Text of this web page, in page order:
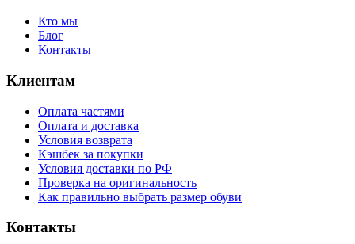
Кто мы
Блог
Контакты
Клиентам
Оплата частями
Оплата и доставка
Условия возврата
Кэшбек за покупки
Условия доставки по РФ
Проверка на оригинальность
Как правильно выбрать размер обуви
Контакты